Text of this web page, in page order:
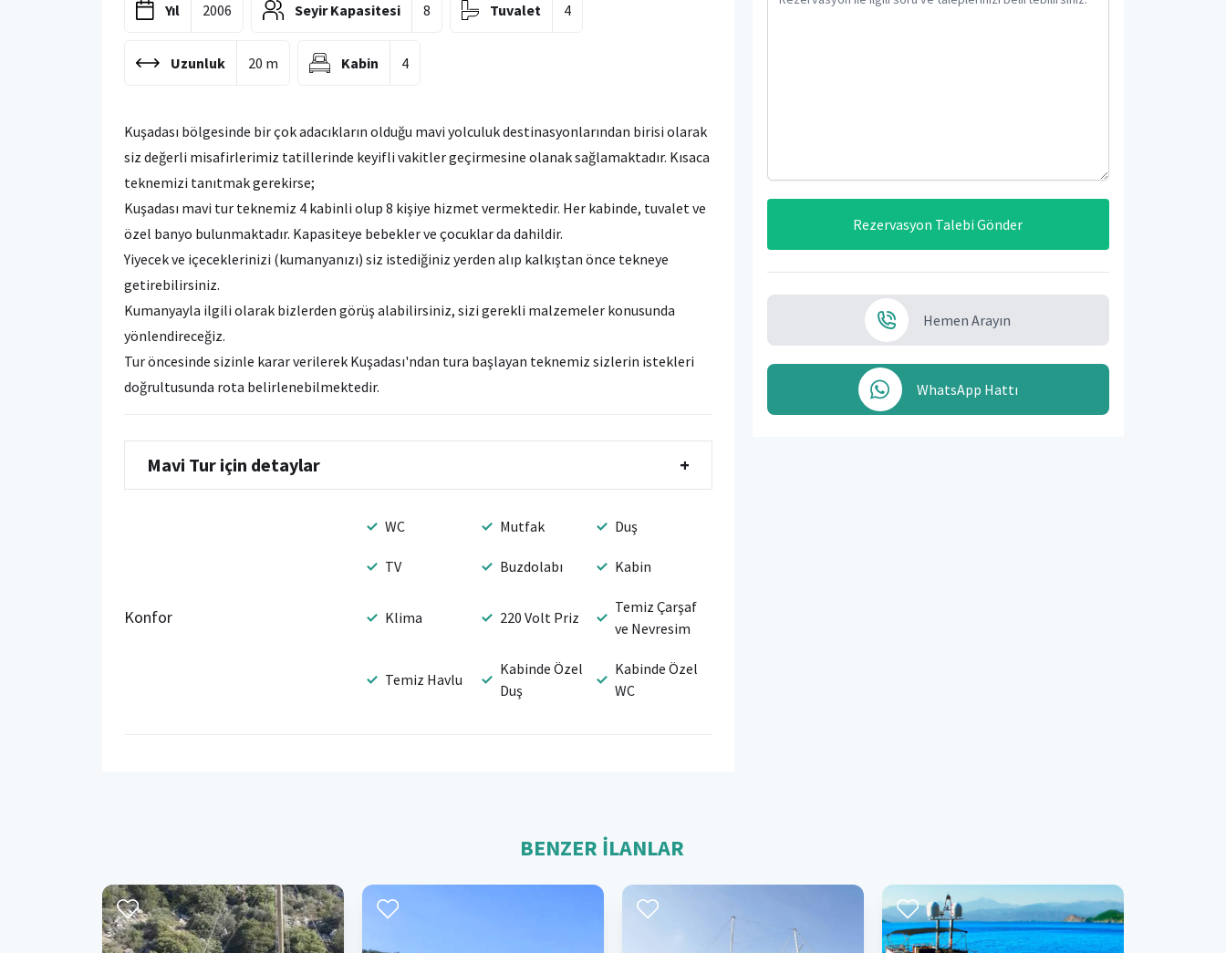
Yıl 2006 Seyir Kapasitesi 8 Tuvalet 4
Uzunluk 20 m Kabin 4
Kuşadası bölgesinde bir çok adacıkların olduğu mavi yolculuk destinasyonlarından birisi olarak
siz değerli misafirlerimiz tatillerinde keyifli vakitler geçirmesine olanak sağlamaktadır. Kısaca
teknemizi tanıtmak gerekirse;
Kuşadası mavi tur teknemiz 4 kabinli olup 8 kişiye hizmet vermektedir. Her kabinde, tuvalet ve
özel banyo bulunmaktadır. Kapasiteye bebekler ve çocuklar da dahildir.
Yiyecek ve içeceklerinizi (kumanyanızı) siz istediğiniz yerden alıp kalkıştan önce tekneye
getirebilirsiniz.
Kumanyayla ilgili olarak bizlerden görüş alabilirsiniz, sizi gerekli malzemeler konusunda
yönlendireceğiz.
Tur öncesinde sizinle karar verilerek Kuşadası'ndan tura başlayan teknemiz sizlerin istekleri
doğrultusunda rota belirlenebilmektedir.
Mavi Tur için detaylar +
Konfor
WC Mutfak Duş
TV Buzdolabı Kabin
Klima 220 Volt Priz
Temiz Çarşaf
ve Nevresim
Temiz Havlu
Kabinde Özel
Duş
Kabinde Özel
WC
Rezervasyon Talebi Gönder
Hemen Arayın
WhatsApp Hattı
BENZER İLANLAR